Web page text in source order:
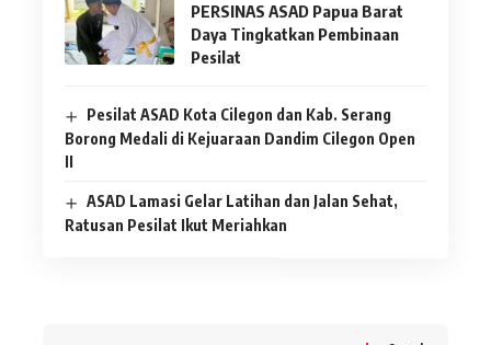
PERSINAS ASAD Papua Barat
Daya Tingkatkan Pembinaan
Pesilat
Pesilat ASAD Kota Cilegon dan Kab. Serang
Borong Medali di Kejuaraan Dandim Cilegon Open
II
ASAD Lamasi Gelar Latihan dan Jalan Sehat,
Ratusan Pesilat Ikut Meriahkan